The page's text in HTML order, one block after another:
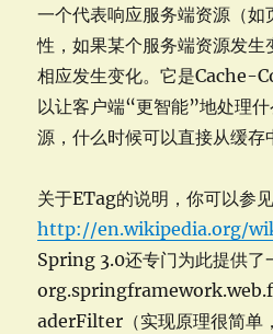
一个代表响应服务端资源（如
性，如果某个服务端资源发
相应发生变化。它是Cache-
以让客户端“更智能”地处理
源，什么时候可以直接从缓存
关于ETag的说明，你可以参见
http://en.wikipedia.org/
Spring 3.0还专门为此提供了
aderFilter（实现原理很简单